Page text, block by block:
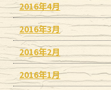
2016年4月
2016年3月
2016年2月
2016年1月